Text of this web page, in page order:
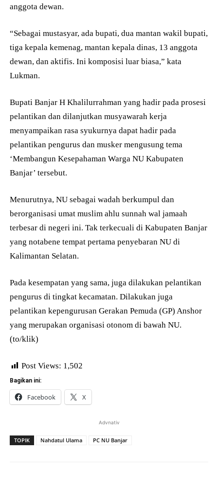
anggota dewan.
“Sebagai mustasyar, ada bupati, dua mantan wakil bupati,
tiga kepala kemenag, mantan kepala dinas, 13 anggota
dewan, dan aktifis. Ini komposisi luar biasa,” kata
Lukman.
Bupati Banjar H Khalilurrahman yang hadir pada prosesi
pelantikan dan dilanjutkan musyawarah kerja
menyampaikan rasa syukurnya dapat hadir pada
pelantikan pengurus dan musker mengusung tema
‘Membangun Kesepahaman Warga NU Kabupaten
Banjar’ tersebut.
Menurutnya, NU sebagai wadah berkumpul dan
berorganisasi umat muslim ahlu sunnah wal jamaah
terbesar di negeri ini. Tak terkecuali di Kabupaten Banjar
yang notabene tempat pertama penyebaran NU di
Kalimantan Selatan.
Pada kesempatan yang sama, juga dilakukan pelantikan
pengurus di tingkat kecamatan. Dilakukan juga
pelantikan kepengurusan Gerakan Pemuda (GP) Anshor
yang merupakan organisasi otonom di bawah NU.
(to/klik)
Post Views: 1,502
Bagikan ini:
Facebook X
Advnativ
TOPIK Nahdatul Ulama PC NU Banjar